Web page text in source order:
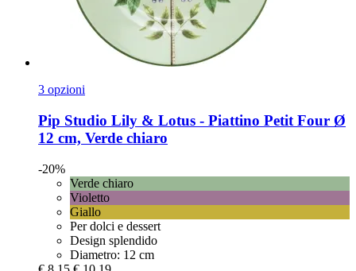
3 opzioni
Pip Studio Lily & Lotus -​ Piattino Petit Four Ø
12 cm, Verde chiaro
-20%
Verde chiaro
Violetto
Giallo
Per dolci e dessert
Design splendido
Diametro: 12 cm